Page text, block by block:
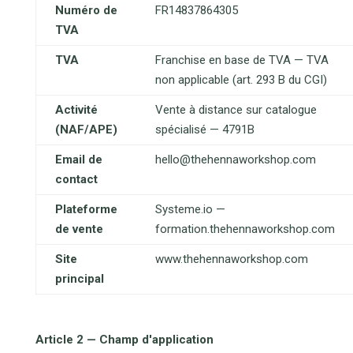
Numéro de
TVA
FR14837864305
TVA
Franchise en base de TVA — TVA
non applicable (art. 293 B du CGI)
Activité
(NAF/APE)
Vente à distance sur catalogue
spécialisé — 4791B
Email de
contact
hello@thehennaworkshop.com
Plateforme
de vente
Systeme.io —
formation.thehennaworkshop.com
Site
principal
www.thehennaworkshop.com
Article 2 — Champ d'application